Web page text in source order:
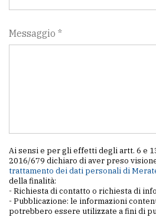
Messaggio *
Ai sensi e per gli effetti degli artt. 6 e
2016/679 dichiaro di aver preso
trattamento dei dati personali di
della finalità:
- Richiesta di contatto o richiesta di
- Pubblicazione: le informazioni
potrebbero essere utilizzate a fini di